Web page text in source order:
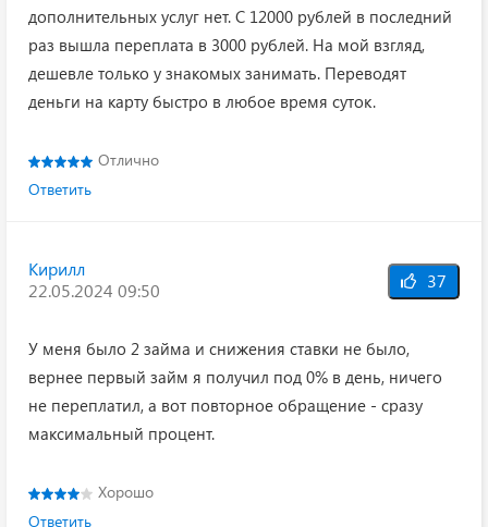
дополнительных услуг нет. С 12000 рублей в последний
раз вышла переплата в 3000 рублей. На мой взгляд,
дешевле только у знакомых занимать. Переводят
деньги на карту быстро в любое время суток.
Отлично
Ответить
Кирилл
22.05.2024 09:50
37
У меня было 2 займа и снижения ставки не было,
вернее первый займ я получил под 0% в день, ничего
не переплатил, а вот повторное обращение - сразу
максимальный процент.
Хорошо
Ответить